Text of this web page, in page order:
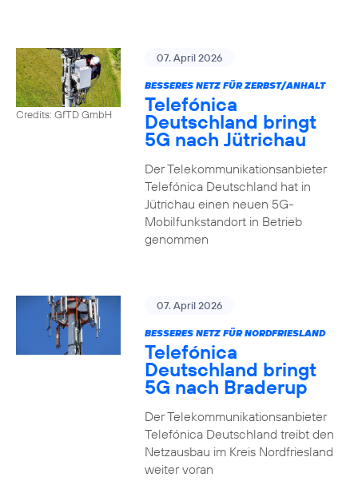
Credits: GfTD GmbH
07. April 2026
BESSERES NETZ FÜR ZERBST/ANHALT
Telefónica
Deutschland bringt
5G nach Jütrichau
Der Telekommunikationsanbieter
Telefónica Deutschland hat in
Jütrichau einen neuen 5G-
Mobilfunkstandort in Betrieb
genommen
07. April 2026
BESSERES NETZ FÜR NORDFRIESLAND
Telefónica
Deutschland bringt
5G nach Braderup
Der Telekommunikationsanbieter
Telefónica Deutschland treibt den
Netzausbau im Kreis Nordfriesland
weiter voran